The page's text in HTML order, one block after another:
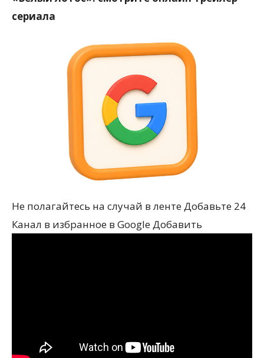
сериала
Не полагайтесь на случай в ленте Добавьте 24
Канал в избранное в Google Добавить